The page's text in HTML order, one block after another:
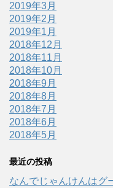
2019年3月
2019年2月
2019年1月
2018年12月
2018年11月
2018年10月
2018年9月
2018年8月
2018年7月
2018年6月
2018年5月
最近の投稿
なんでじゃんけんはグ